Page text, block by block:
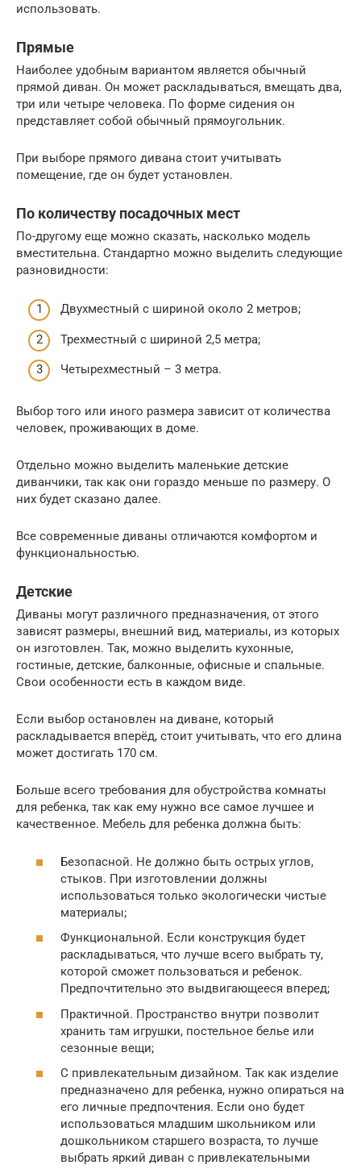
использовать.
Прямые
Наиболее удобным вариантом является обычный
прямой диван. Он может раскладываться, вмещать два,
три или четыре человека. По форме сидения он
представляет собой обычный прямоугольник.
При выборе прямого дивана стоит учитывать
помещение, где он будет установлен.
По количеству посадочных мест
По-другому еще можно сказать, насколько модель
вместительна. Стандартно можно выделить следующие
разновидности:
Двухместный с шириной около 2 метров;
Трехместный с шириной 2,5 метра;
Четырехместный – 3 метра.
Выбор того или иного размера зависит от количества
человек, проживающих в доме.
Отдельно можно выделить маленькие детские
диванчики, так как они гораздо меньше по размеру. О
них будет сказано далее.
Все современные диваны отличаются комфортом и
функциональностью.
Детские
Диваны могут различного предназначения, от этого
зависят размеры, внешний вид, материалы, из которых
он изготовлен. Так, можно выделить кухонные,
гостиные, детские, балконные, офисные и спальные.
Свои особенности есть в каждом виде.
Если выбор остановлен на диване, который
раскладывается вперёд, стоит учитывать, что его длина
может достигать 170 см.
Больше всего требования для обустройства комнаты
для ребенка, так как ему нужно все самое лучшее и
качественное. Мебель для ребенка должна быть:
Безопасной. Не должно быть острых углов,
стыков. При изготовлении должны
использоваться только экологически чистые
материалы;
Функциональной. Если конструкция будет
раскладываться, что лучше всего выбрать ту,
которой сможет пользоваться и ребенок.
Предпочтительно это выдвигающееся вперед;
Практичной. Пространство внутри позволит
хранить там игрушки, постельное белье или
сезонные вещи;
С привлекательным дизайном. Так как изделие
предназначено для ребенка, нужно опираться на
его личные предпочтения. Если оно будет
использоваться младшим школьником или
дошкольником старшего возраста, то лучше
выбрать яркий диван с привлекательными